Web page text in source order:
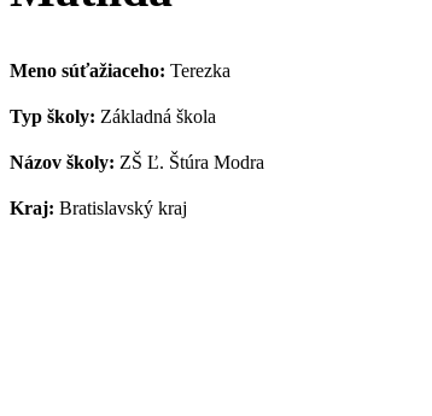
Meno súťažiaceho: Terezka
Typ školy: Základná škola
Názov školy: ZŠ Ľ. Štúra Modra
Kraj: Bratislavský kraj